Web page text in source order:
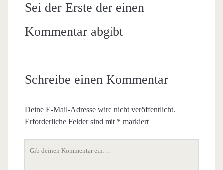
Sei der Erste der einen
Kommentar abgibt
Schreibe einen Kommentar
Deine E-Mail-Adresse wird nicht veröffentlicht.
Erforderliche Felder sind mit * markiert